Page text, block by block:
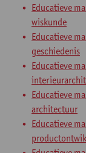
Educatieve
wiskunde
Educatieve
geschiedenis
Educatieve
Educatieve
architectuur
Educatieve